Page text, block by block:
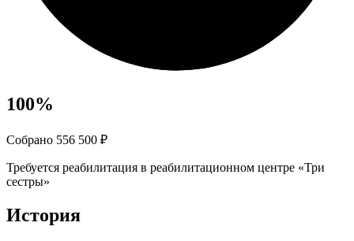
100%
Собрано 556 500 ₽
Требуется реабилитация в реабилитационном центре «Три
сестры»
История